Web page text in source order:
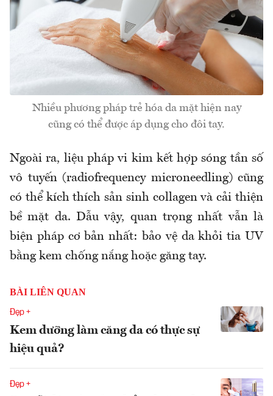
Nhiều phương pháp trẻ hóa da mặt hiện nay
cũng có thể được áp dụng cho đôi tay.
Ngoài ra, liệu pháp vi kim kết hợp sóng tần số
vô tuyến (radiofrequency microneedling) cũng
có thể kích thích sản sinh collagen và cải thiện
bề mặt da. Dẫu vậy, quan trọng nhất vẫn là
biện pháp cơ bản nhất: bảo vệ da khỏi tia UV
bằng kem chống nắng hoặc găng tay.
BÀI LIÊN QUAN
Đẹp +
Kem dưỡng làm căng da có thực sự
hiệu quả?
Đẹp +